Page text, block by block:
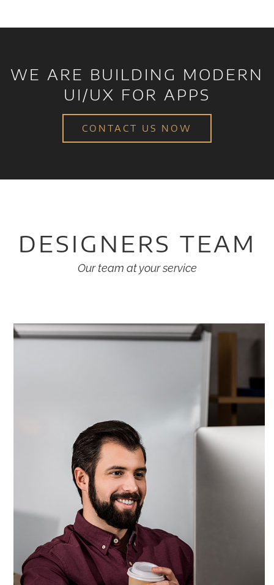
WE ARE BUILDING MODERN
UI/UX FOR APPS
CONTACT US NOW
DESIGNERS TEAM
Our team at your service